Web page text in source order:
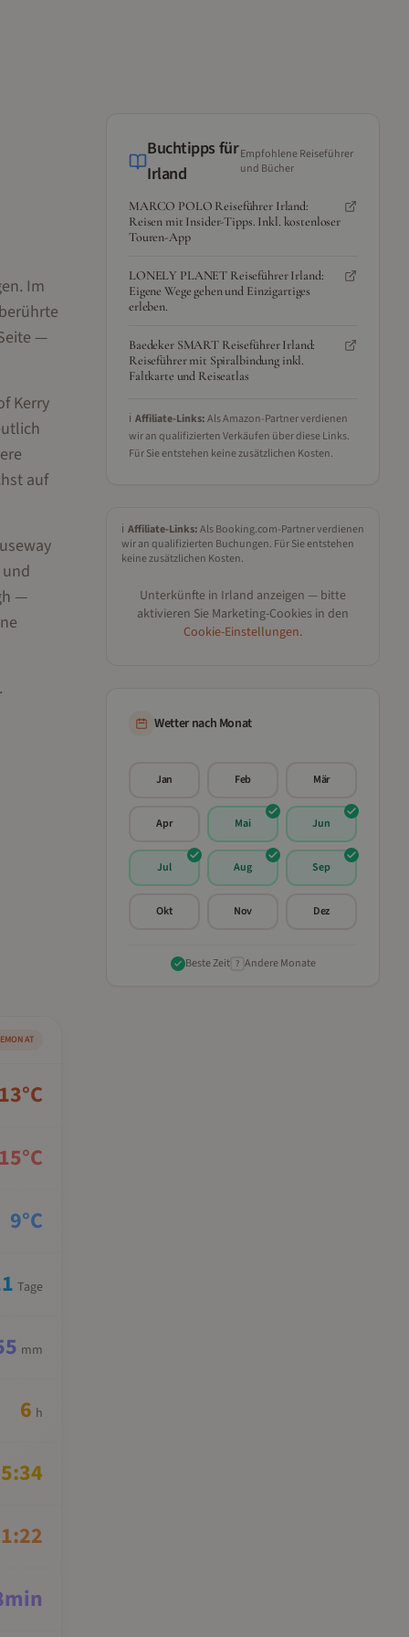
Im
—
Kerry
auf
—
.
°C
°C
9°C
Tage
mm
6 h
min
Buchtipps für
Irland
Empfohlene Reiseführer
und Bücher
MARCO POLO Reiseführer Irland:
Reisen mit Insider-Tipps. Inkl. kostenloser
Touren-App
LONELY PLANET Reiseführer Irland:
Eigene Wege gehen und Einzigartiges
erleben.
Baedeker SMART Reiseführer Irland:
Reiseführer mit Spiralbindung inkl.
Faltkarte und Reiseatlas
ℹ️ Affiliate-Links:Als Amazon-Partner verdienen
wir an qualifizierten Verkäufen über diese Links.
Für Sie entstehen keine zusätzlichen Kosten.
ℹ️ Affiliate-Links:Als Booking.com-Partner verdienen
wir an qualifizierten Buchungen. Für Sie entstehen
keine zusätzlichen Kosten.
Unterkünfte in Irland anzeigen — bitte
aktivieren Sie Marketing-Cookies in den
Cookie-Einstellungen.
Wetter nach Monat
Jan Feb Mär
Apr Mai Jun
Jul Aug Sep
Okt Nov Dez
Beste Zeit ? Andere Monate